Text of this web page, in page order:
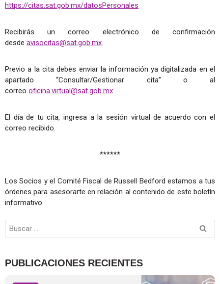
https://citas.sat.gob.mx/datosPersonales
Recibirás un correo electrónico de confirmación
desde avisocitas@sat.gob.mx
Previo a la cita debes enviar la información ya digitalizada en el
apartado “Consultar/Gestionar cita” o al
correo oficina.virtual@sat.gob.mx
El día de tu cita, ingresa a la sesión virtual de acuerdo con el
correo recibido.
******
Los Socios y el Comité Fiscal de Russell Bedford estamos a tus
órdenes para asesorarte en relación al contenido de este boletín
informativo.
PUBLICACIONES RECIENTES